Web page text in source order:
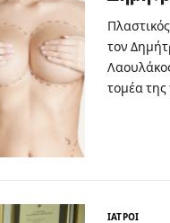
τον
τομέα της
ΙΑΤΡΟΊ